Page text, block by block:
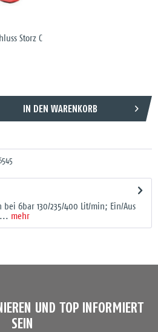
Storz C
IN DEN WARENKORB
6bar 130/235/400 Lit/min; Ein/Aus
mehr
UND TOP INFORMIERT
SEIN